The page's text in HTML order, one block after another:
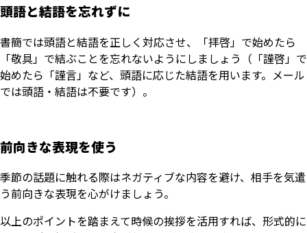
頭語と結語を忘れずに
書簡では頭語と結語を正しく対応させ、「拝啓」で始めたら
「敬具」で結ぶことを忘れないようにしましょう（「謹啓」で
始めたら「謹言」など、頭語に応じた結語を用います。メール
では頭語・結語は不要です）。
前向きな表現を使う
季節の話題に触れる際はネガティブな内容を避け、相手を気遣
う前向きな表現を心がけましょう。
以上のポイントを踏まえて時候の挨拶を活用すれば、形式的に